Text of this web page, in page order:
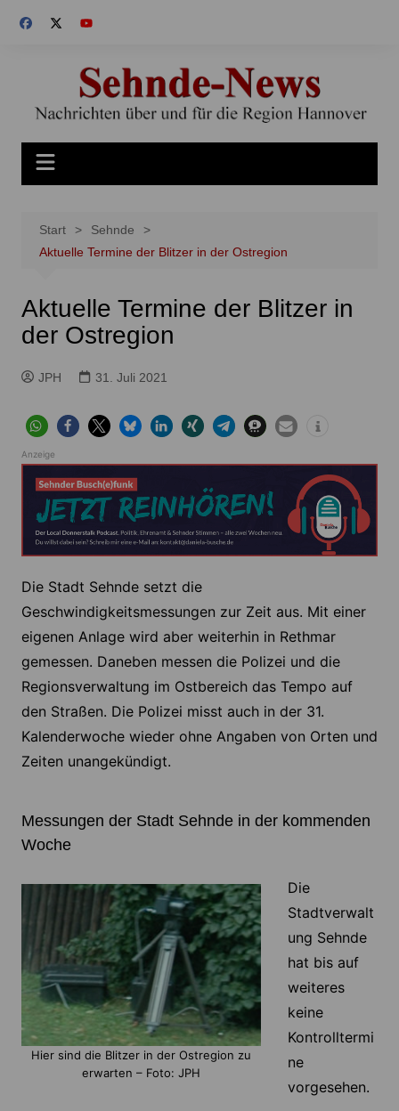
Inhalt
Start
Sehnde
Aktuelle Termine der Blitzer in der Ostregion
Aktuelle Termine der Blitzer in
der Ostregion
JPH 31. Juli 2021
Anzeige
Die Stadt Sehnde setzt die
Geschwindigkeitsmessungen zur Zeit aus. Mit einer
eigenen Anlage wird aber weiterhin in Rethmar
gemessen. Daneben messen die Polizei und die
Regionsverwaltung im Ostbereich das Tempo auf
den Straßen. Die Polizei misst auch in der 31.
Kalenderwoche wieder ohne Angaben von Orten und
Zeiten unangekündigt.
Messungen der Stadt Sehnde in der kommenden
Woche
Hier sind die Blitzer in der Ostregion zu
erwarten – Foto: JPH
Die
Stadtverwalt
ung Sehnde
hat bis auf
weiteres
keine
Kontrolltermi
ne
vorgesehen.